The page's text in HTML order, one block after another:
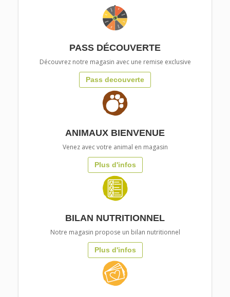
PASS DÉCOUVERTE
Découvrez notre magasin avec une remise exclusive
Pass decouverte
ANIMAUX BIENVENUE
Venez avec votre animal en magasin
Plus d'infos
BILAN NUTRITIONNEL
Notre magasin propose un bilan nutritionnel
Plus d'infos